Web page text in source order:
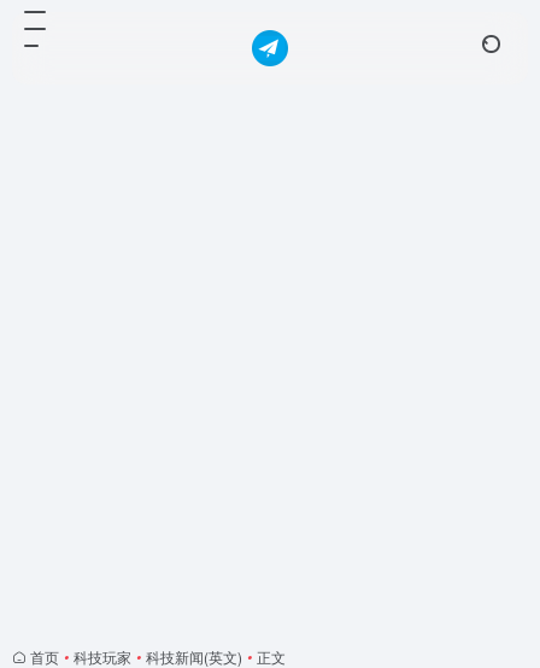
首页 • 科技玩家 • 科技新闻(英文) • 正文